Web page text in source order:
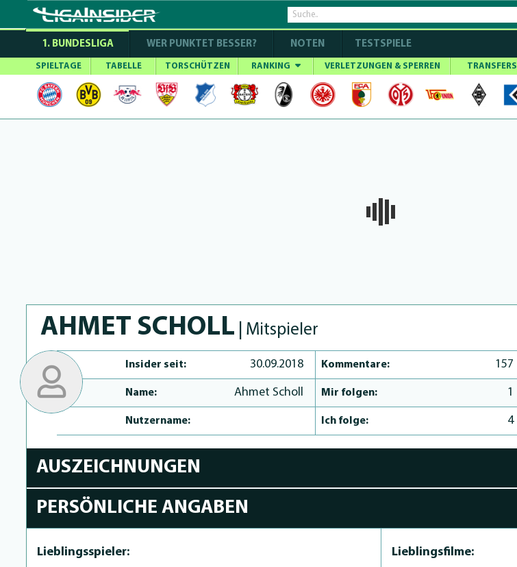
1. BUNDESLIGA WER PUNKTET BESSER? NOTEN TESTSPIELE
SPIELTAGE TABELLE TORSCHÜTZEN RANKING VERLETZUNGEN & SPERREN TRANSFERS
AHMET SCHOLL | Mitspieler
Insider seit: 30.09.2018 Kommentare: 157
Name: Ahmet Scholl Mir folgen: 1
Nutzername: Ich folge: 4
AUSZEICHNUNGEN
PERSÖNLICHE ANGABEN
Lieblingsspieler: Lieblingsfilme: